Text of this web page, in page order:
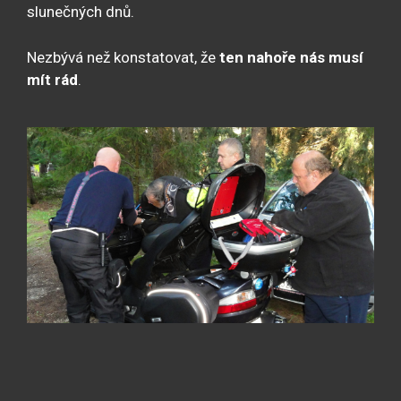
slunečných dnů.
Nezbývá než konstatovat, že ten nahoře nás musí
mít rád.